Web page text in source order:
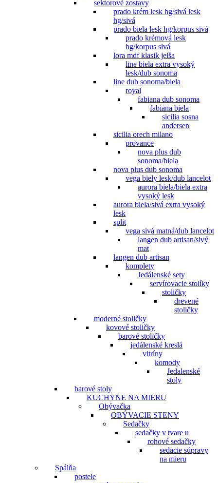
sektorové zostavy
prado krém lesk hg/sivá lesk
hg/sivá
prado biela lesk hg/korpus sivá
prado krémová lesk
hg/korpus sivá
lora mdf klasik jelša
line biela extra vysoký
lesk/dub sonoma
line dub sonoma/biela
royal
fabiana dub sonoma
fabiana biela
sicilia sosna
andersen
sicilia orech milano
provance
nova plus dub
sonoma/biela
nova plus dub sonoma
vega biely lesk/dub lancelot
aurora biela/biela extra
vysoký lesk
aurora biela/sivá extra vysoký
lesk
split
vega sivá matná/dub lancelot
langen dub artisan/sivý
mat
langen dub artisan
komplety
Jedálenské sety
servírovacie stolíky
stoličky
drevené
stoličky
moderné stoličky
kovové stoličky
barové stoličky
jedálenské kreslá
vitríny
komody
Jedalenské
stoly
barové stoly
KUCHYNE NA MIERU
Obývačka
OBÝVACIE STENY
Sedačky
sedačky v tvare u
rohové sedačky
sedacie súpravy
na mieru
Spálňa
postele